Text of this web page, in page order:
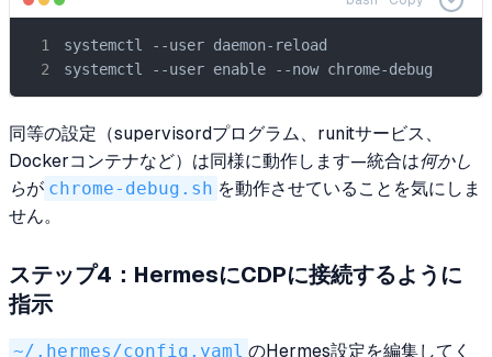
systemctl --user daemon-reload
systemctl --user enable --now chrome-debug
同等の設定（supervisordプログラム、runitサービス、
Dockerコンテナなど）は同様に動作します—統合は何かし
らが chrome-debug.sh を動作させていることを気にしま
せん。
ステップ4：HermesにCDPに接続するように
指示
~/.hermes/config.yaml のHermes設定を編集してく